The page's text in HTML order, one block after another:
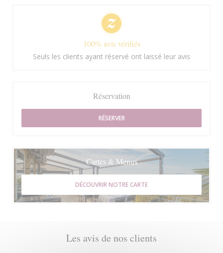
Les avis de nos clients
100% avis vérifiés
Seuls les clients ayant réservé ont laissé leur avis
Réservation
RÉSERVER
Cartes & Menus
DÉCOUVRIR NOTRE CARTE